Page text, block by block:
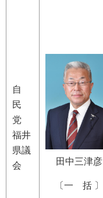
自
民
党
福井
県議
会
田中三津彦
〔一 括 〕